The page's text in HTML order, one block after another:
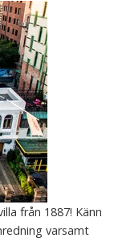
från 1887! Känn
varsamt